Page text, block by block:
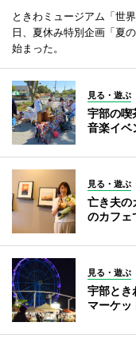
ときわミュージアム「世
日、夏休み特別企画「夏
始まった。
見る・遊ぶ
宇部の
音楽イベ
見る・遊ぶ
亡き夫
のカフェ
見る・遊ぶ
宇部とき
マーケッ